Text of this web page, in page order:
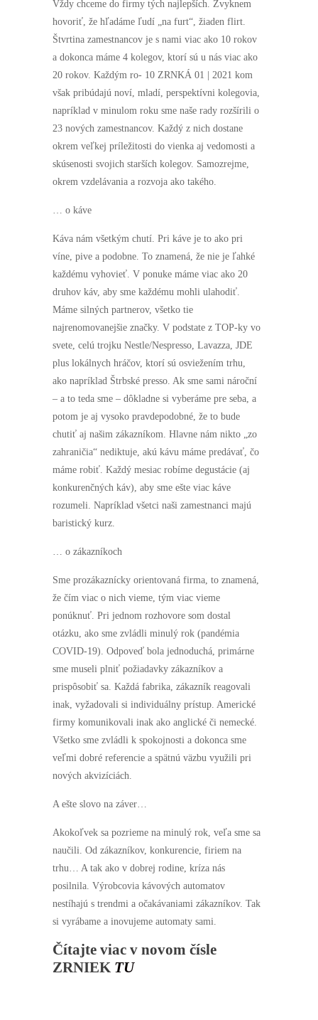
Vždy chceme do firmy tých najlepších. Zvyknem
hovoriť, že hľadáme ľudí „na furt“, žiaden flirt.
Štvrtina zamestnancov je s nami viac ako 10 rokov
a dokonca máme 4 kolegov, ktorí sú u nás viac ako
20 rokov. Každým ro- 10 ZRNKÁ 01 | 2021 kom
však pribúdajú noví, mladí, perspektívni kolegovia,
napríklad v minulom roku sme naše rady rozšírili o
23 nových zamestnancov. Každý z nich dostane
okrem veľkej príležitosti do vienka aj vedomosti a
skúsenosti svojich starších kolegov. Samozrejme,
okrem vzdelávania a rozvoja ako takého.
… o káve
Káva nám všetkým chutí. Pri káve je to ako pri
víne, pive a podobne. To znamená, že nie je ľahké
každému vyhovieť. V ponuke máme viac ako 20
druhov káv, aby sme každému mohli ulahodiť.
Máme silných partnerov, všetko tie
najrenomovanejšie značky. V podstate z TOP-ky vo
svete, celú trojku Nestle/Nespresso, Lavazza, JDE
plus lokálnych hráčov, ktorí sú osviežením trhu,
ako napríklad Štrbské presso. Ak sme sami nároční
– a to teda sme – dôkladne si vyberáme pre seba, a
potom je aj vysoko pravdepodobné, že to bude
chutiť aj našim zákazníkom. Hlavne nám nikto „zo
zahraničia“ nediktuje, akú kávu máme predávať, čo
máme robiť. Každý mesiac robíme degustácie (aj
konkurenčných káv), aby sme ešte viac káve
rozumeli. Napríklad všetci naši zamestnanci majú
baristický kurz.
… o zákazníkoch
Sme prozákaznícky orientovaná firma, to znamená,
že čím viac o nich vieme, tým viac vieme
ponúknuť. Pri jednom rozhovore som dostal
otázku, ako sme zvládli minulý rok (pandémia
COVID-19). Odpoveď bola jednoduchá, primárne
sme museli plniť požiadavky zákazníkov a
prispôsobiť sa. Každá fabrika, zákazník reagovali
inak, vyžadovali si individuálny prístup. Americké
firmy komunikovali inak ako anglické či nemecké.
Všetko sme zvládli k spokojnosti a dokonca sme
veľmi dobré referencie a spätnú väzbu využili pri
nových akvizíciách.
A ešte slovo na záver…
Akokoľvek sa pozrieme na minulý rok, veľa sme sa
naučili. Od zákazníkov, konkurencie, firiem na
trhu… A tak ako v dobrej rodine, kríza nás
posilnila. Výrobcovia kávových automatov
nestíhajú s trendmi a očakávaniami zákazníkov. Tak
si vyrábame a inovujeme automaty sami.
Čítajte viac v novom čísle
ZRNIEK TU